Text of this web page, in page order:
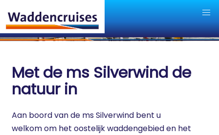
Met de ms Silverwind de
natuur in
Aan boord van de ms Silverwind bent u
welkom om het oostelijk waddengebied en het